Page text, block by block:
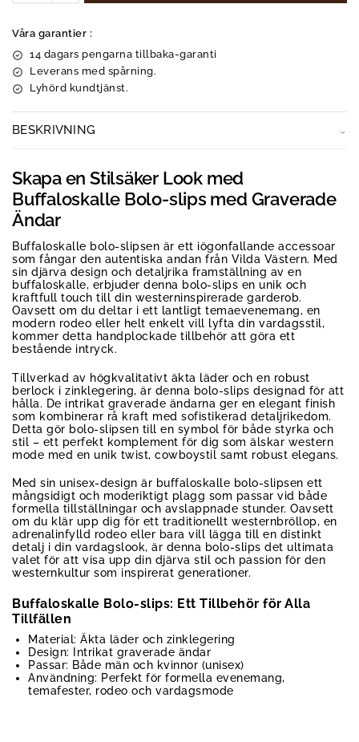
Våra garantier :
14 dagars pengarna tillbaka-garanti
Leverans med spårning.
Lyhörd kundtjänst.
BESKRIVNING
Skapa en Stilsäker Look med
Buffaloskalle Bolo-slips med Graverade
Ändar
Buffaloskalle bolo-slipsen är ett iögonfallande accessoar
som fångar den autentiska andan från Vilda Västern. Med
sin djärva design och detaljrika framställning av en
buffaloskalle, erbjuder denna bolo-slips en unik och
kraftfull touch till din westerninspirerade garderob.
Oavsett om du deltar i ett lantligt temaevenemang, en
modern rodeo eller helt enkelt vill lyfta din vardagsstil,
kommer detta handplockade tillbehör att göra ett
bestående intryck.
Tillverkad av högkvalitativt äkta läder och en robust
berlock i zinklegering, är denna bolo-slips designad för att
hålla. De intrikat graverade ändarna ger en elegant finish
som kombinerar rå kraft med sofistikerad detaljrikedom.
Detta gör bolo-slipsen till en symbol för både styrka och
stil – ett perfekt komplement för dig som älskar western
mode med en unik twist, cowboystil samt robust elegans.
Med sin unisex-design är buffaloskalle bolo-slipsen ett
mångsidigt och moderiktigt plagg som passar vid både
formella tillställningar och avslappnade stunder. Oavsett
om du klär upp dig för ett traditionellt westernbröllop, en
adrenalinfylld rodeo eller bara vill lägga till en distinkt
detalj i din vardagslook, är denna bolo-slips det ultimata
valet för att visa upp din djärva stil och passion för den
westernkultur som inspirerat generationer.
Buffaloskalle Bolo-slips: Ett Tillbehör för Alla
Tillfällen
Material: Äkta läder och zinklegering
Design: Intrikat graverade ändar
Passar: Både män och kvinnor (unisex)
Användning: Perfekt för formella evenemang,
temafester, rodeo och vardagsmode